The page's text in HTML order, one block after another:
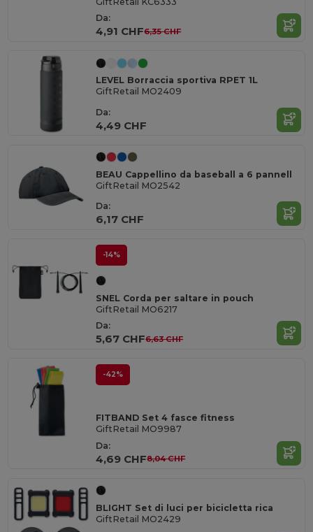
Da:
4,91 CHF6,35 CHF
LEVEL Borraccia sportiva RPET 1L
GiftRetail MO2409
Da:
4,49 CHF
BEAU Cappellino da baseball a 6 pannell
GiftRetail MO2542
Da:
6,17 CHF
-14%
SNEL Corda per saltare in pouch
GiftRetail MO6217
Da:
5,67 CHF6,63 CHF
-42%
FITBAND Set 4 fasce fitness
GiftRetail MO9987
Da:
4,69 CHF8,04 CHF
BLIGHT Set di luci per bicicletta rica
GiftRetail MO2429